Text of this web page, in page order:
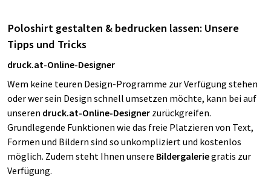
Poloshirt gestalten & bedrucken lassen: Unsere
Tipps und Tricks
druck.at-Online-Designer
Wem keine teuren Design-Programme zur Verfügung stehen
oder wer sein Design schnell umsetzen möchte, kann bei auf
unseren druck.at-Online-Designer zurückgreifen.
Grundlegende Funktionen wie das freie Platzieren von Text,
Formen und Bildern sind so unkompliziert und kostenlos
möglich. Zudem steht Ihnen unsere Bildergaleriegratis zur
Verfügung.